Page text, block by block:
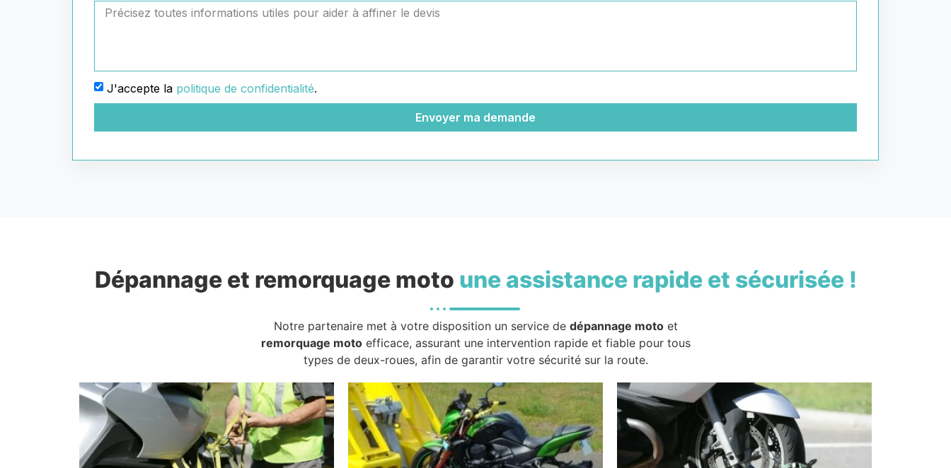
J'accepte la politique de confidentialité.
Envoyer ma demande
Dépannage et remorquage moto une assistance rapide et sécurisée !
Notre partenaire met à votre disposition un service de dépannage motoet
remorquage motoefficace, assurant une intervention rapide et fiable pour tous
types de deux-roues, afin de garantir votre sécurité sur la route.